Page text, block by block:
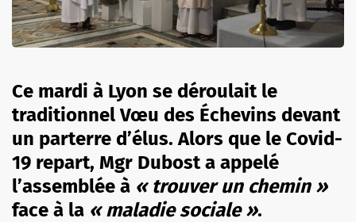
Ce mardi à Lyon se déroulait le
traditionnel Vœu des Échevins devant
un parterre d’élus. Alors que le Covid-
19 repart, Mgr Dubost a appelé
l’assemblée à « trouver un chemin »
face à la « maladie sociale ».